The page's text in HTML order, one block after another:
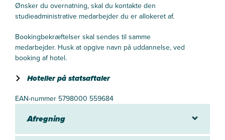
Ønsker du overnatning, skal du kontakte den
studieadministrative medarbejder du er allokeret af.
Bookingbekræftelser skal sendes til samme
medarbejder. Husk at opgive navn på uddannelse, ved
booking af hotel.
Hoteller på statsaftaler
EAN-nummer 5798000 559684
Afregning